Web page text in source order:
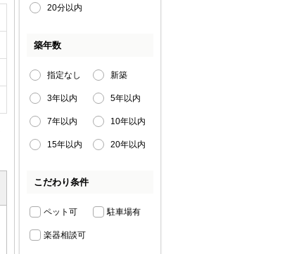
20分以内
築年数
指定なし 新築
3年以内 5年以内
7年以内 10年以内
15年以内 20年以内
こだわり条件
ペット可 駐車場有
楽器相談可